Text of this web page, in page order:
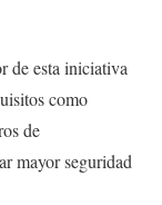
de esta iniciativa
como
de
mayor seguridad